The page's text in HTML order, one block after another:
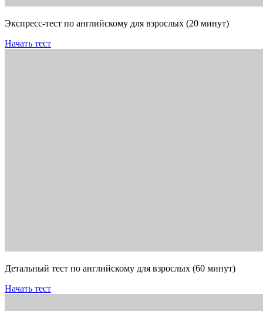
Экспресс-тест по английскому для взрослых (20 минут)
Начать тест
Детальный тест по английскому для взрослых (60 минут)
Начать тест